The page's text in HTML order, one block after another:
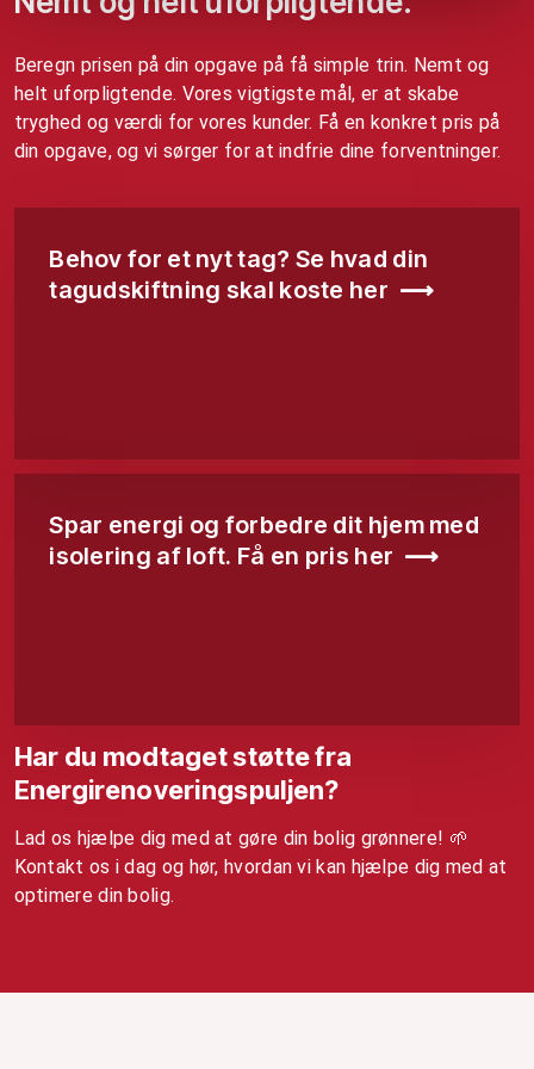
Beregn prisen på din opgave på få simple trin. Nemt og
helt uforpligtende. Vores vigtigste mål, er at skabe
tryghed og værdi for vores kunder. Få en konkret pris på
din opgave, og vi sørger for at indfrie dine forventninger.
Behov for et nyt tag? Se hvad din
tagudskiftning skal koste her ⟶
Spar energi og forbedre dit hjem med
isolering af loft. Få en pris her ⟶
Har du modtaget støtte fra
Energirenoveringspuljen?
Lad os hjælpe dig med at gøre din bolig grønnere! 🌱
Kontakt os i dag og hør, hvordan vi kan hjælpe dig med at
optimere din bolig.